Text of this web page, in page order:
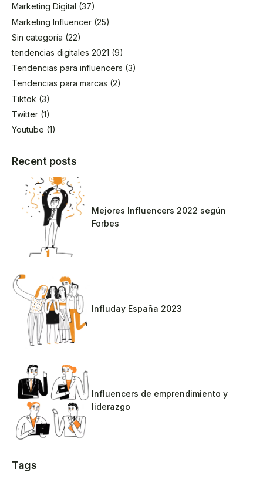
Marketing Digital (37)
Marketing Influencer (25)
Sin categoría (22)
tendencias digitales 2021 (9)
Tendencias para influencers (3)
Tendencias para marcas (2)
Tiktok (3)
Twitter (1)
Youtube (1)
Recent posts
Mejores Influencers 2022 según
Forbes
Influday España 2023
Influencers de emprendimiento y
liderazgo
Tags